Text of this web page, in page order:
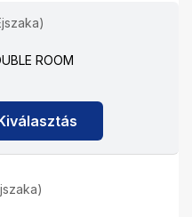
ROOM